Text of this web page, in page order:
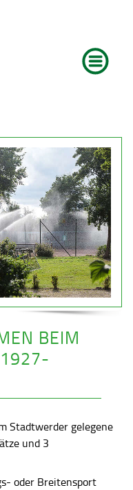
BEIM
1927-
Stadtwerder gelegene
und 3
oder Breitensport